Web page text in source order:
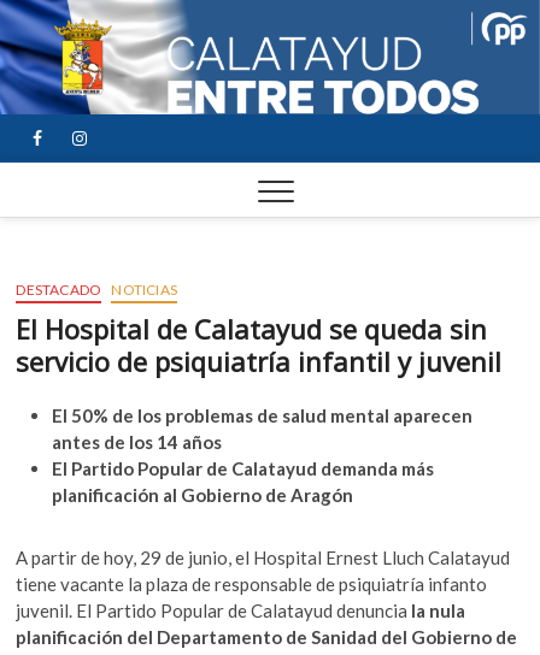
FACEBOOK
YOUTUBE
INSTAGRAM
DESTACADO NOTICIAS
El Hospital de Calatayud se queda sin
servicio de psiquiatría infantil y juvenil
El 50% de los problemas de salud mental aparecen
antes de los 14 años
El Partido Popular de Calatayud demanda más
planificación al Gobierno de Aragón
A partir de hoy, 29 de junio, el Hospital Ernest Lluch Calatayud
tiene vacante la plaza de responsable de psiquiatría infanto
juvenil. El Partido Popular de Calatayud denuncia la nula
planificación del Departamento de Sanidad del Gobierno de